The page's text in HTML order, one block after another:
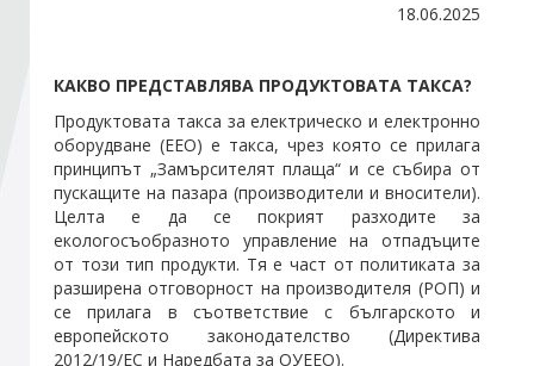
Абонирайте се!
18.06.2025
КАКВО ПРЕДСТАВЛЯВА ПРОДУКТОВАТА ТАКСА?
Продуктовата такса за електрическо и електронно
оборудване (ЕЕО) е такса, чрез която се прилага
принципът „Замърсителят плаща“ и се събира от
пускащите на пазара (производители и вносители).
Целта е да се покрият разходите за
екологосъобразното управление на отпадъците
от този тип продукти. Тя е част от политиката за
разширена отговорност на производителя (РОП) и
се прилага в съответствие с българското и
европейското законодателство (Директива
2012/19/ЕС и Наредбата за ОУЕЕО).